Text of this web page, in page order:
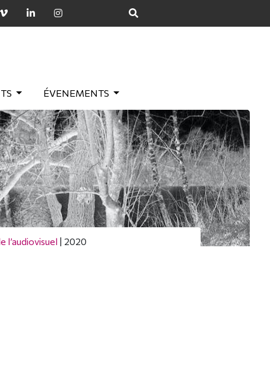
ÉVENEMENTS
l’audiovisuel | 2020